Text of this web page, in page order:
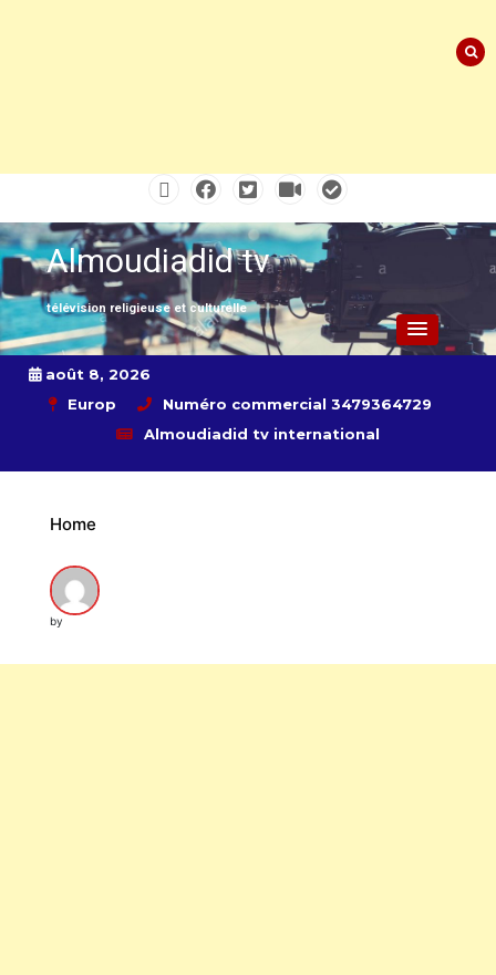
content
Almoudiadid tv
télévision religieuse et culturelle
août 8, 2026
Europ
Numéro commercial 3479364729
Almoudiadid tv international
Home
by